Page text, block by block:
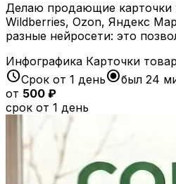
Делаю продающие карточки
Wildberries, Ozon, Яндекс
разные нейросети: это
Инфографика Карточки
scheduleСрок от 1 деньradio_button_checkedбыл 24
от 500 ₽
срок от 1 день